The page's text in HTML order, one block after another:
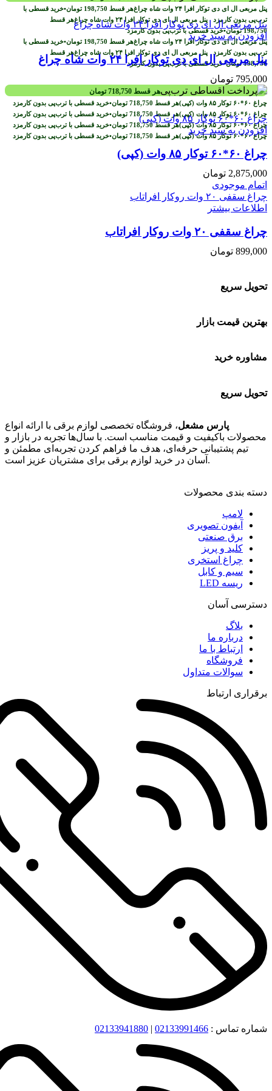
هر قسط 198,750 تومان•خرید قسطی با
ترب‌پی بدون کارمزد
هر قسط
198,750 تومان•خرید قسطی با ترب‌پی بدون کارمزد
هر قسط 198,750 تومان•خرید قسطی با
ترب‌پی بدون کارمزد
هر قسط
198,750 تومان•خرید قسطی با ترب‌پی بدون کارمزد
افزودن به سبد خرید
پنل مربعی ال ای دی توکار افرا ۲۴ وات شاه چراغ
795,000 تومان
هر قسط 718,750 تومان
هر قسط 718,750 تومان•خرید قسطی با ترب‌پی بدون کارمزد
هر قسط 718,750 تومان•خرید قسطی با ترب‌پی بدون کارمزد
هر قسط718,750 تومان•خرید قسطی با ترب‌پی بدون کارمزد
هر قسط 718,750 تومان•خرید قسطی با ترب‌پی بدون کارمزد
افزودن به سبد خرید
چراغ ۶۰*۶۰ توکار ۸۵ وات (کپی)
2,875,000 تومان
اتمام موجودی
اطلاعات بیشتر
چراغ سقفی ۲۰ وات روکار افراتاب
899,000 تومان
تحویل سریع
بهترین قیمت بازار
مشاوره خرید
تحویل سریع
پارس مشعل، فروشگاه تخصصی لوازم برقی با ارائه انواع
محصولات باکیفیت و قیمت مناسب است. با سال‌ها تجربه در بازار و
تیم پشتیبانی حرفه‌ای، هدف ما فراهم کردن تجربه‌ای مطمئن و
آسان در خرید لوازم برقی برای مشتریان عزیز است.
دسته بندی محصولات
لامپ
آیفون تصویری
برق صنعتی
کلید و پریز
چراغ استخری
سیم و کابل
ریسه LED
دسترسی آسان
بلاگ
درباره ما
ارتباط با ما
فروشگاه
سوالات متداول
برقراری ارتباط
شماره تماس : 02133991466
|
02133941880